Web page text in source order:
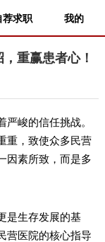
荐求职 我的
重赢患者心！
峻的信任挑战。
重，致使众多民营
因素所致，而是多
生存发展的基
营医院的核心指导